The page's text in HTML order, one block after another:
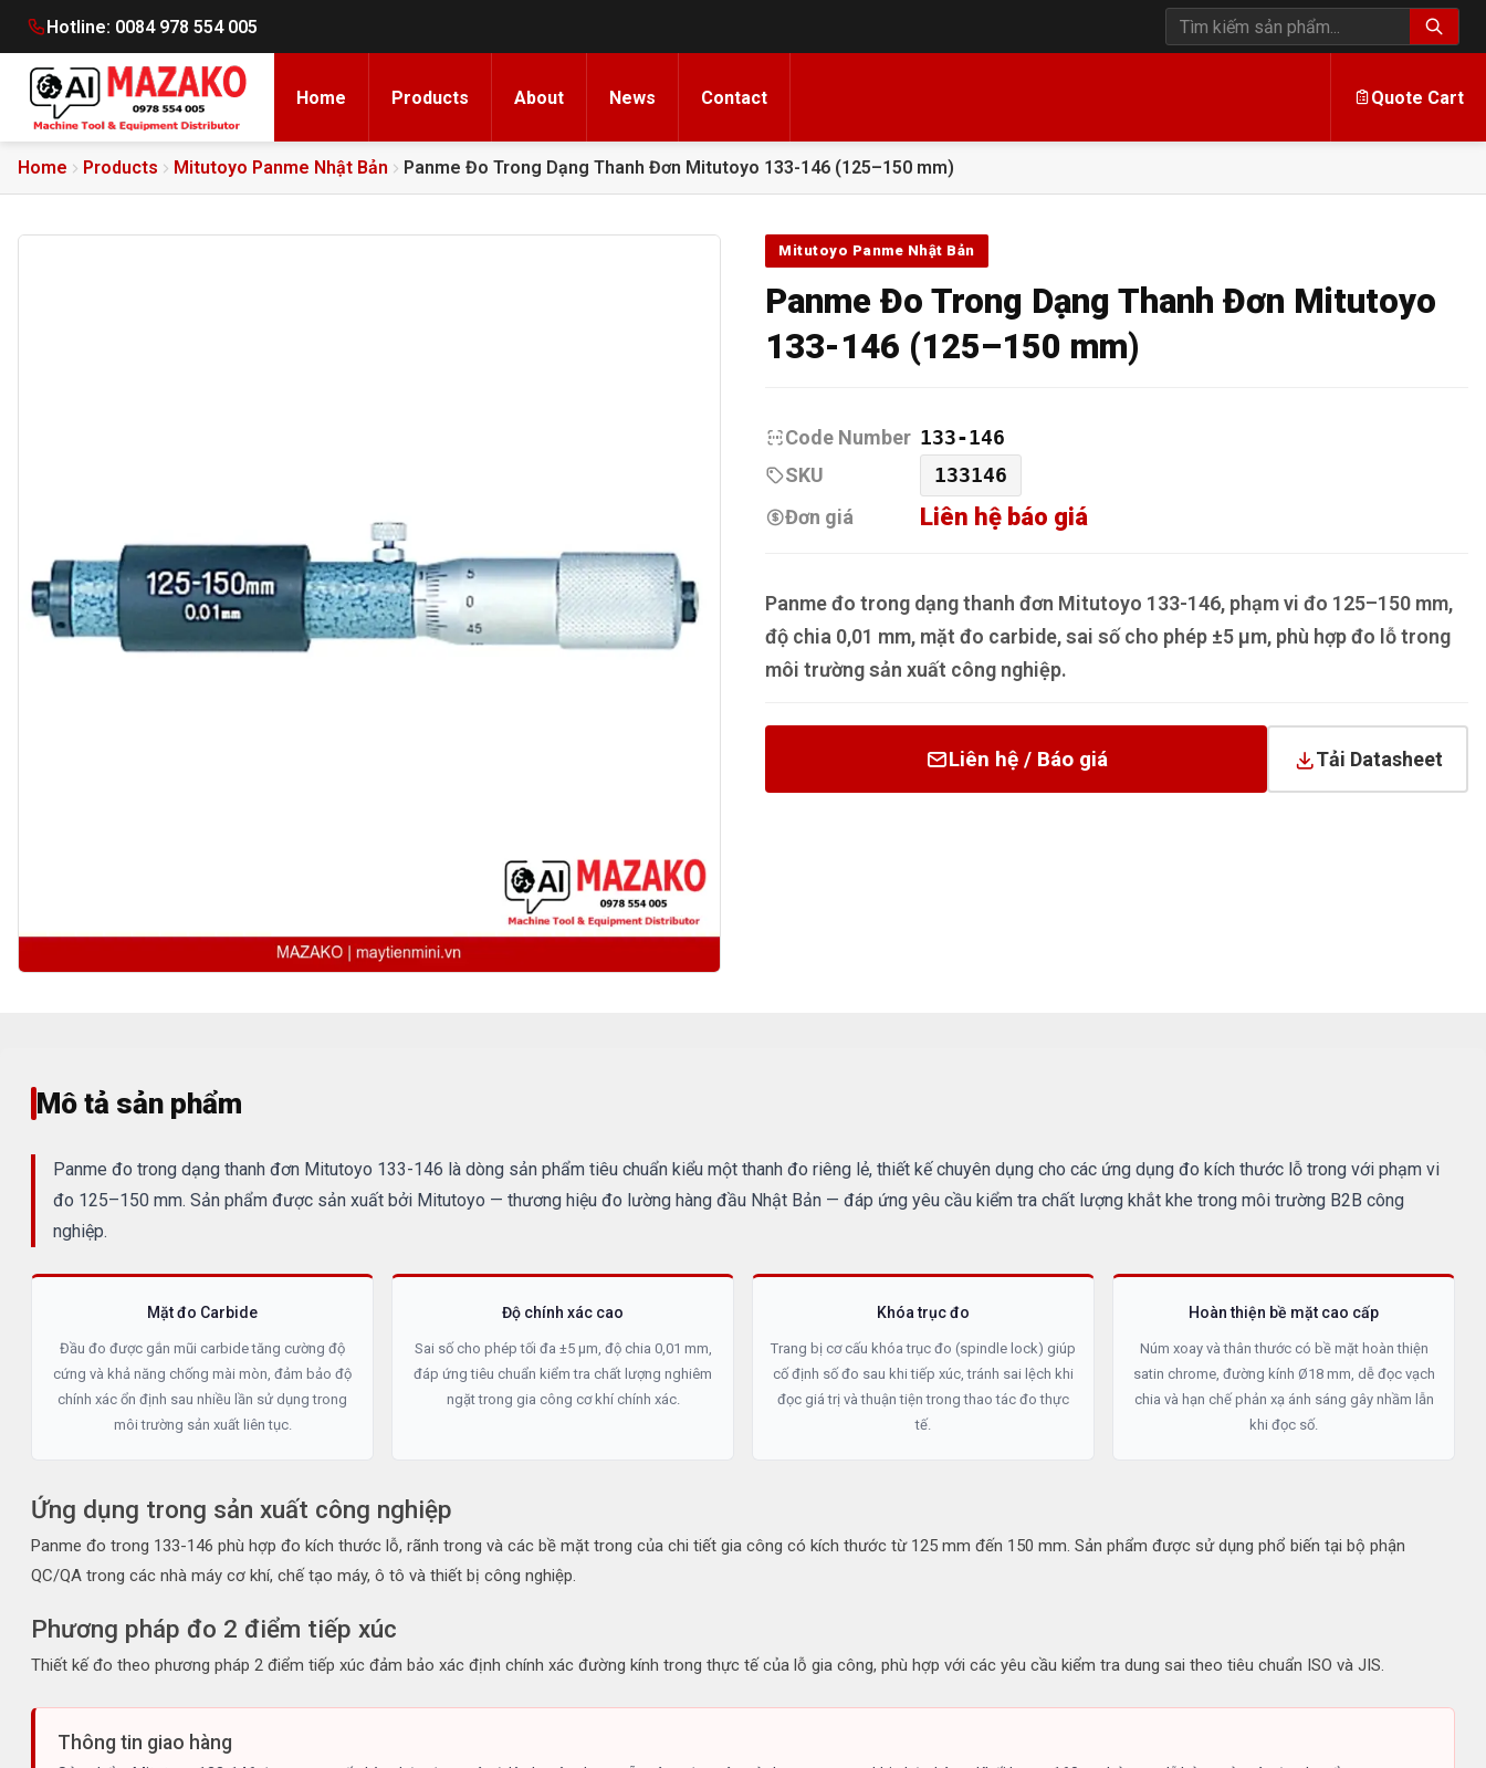
Hotline: 0084 978 554 005
Tìm kiếm sản phẩm
Home Products About News Contact Quote Cart
Home Products Mitutoyo Panme Nhật Bản Panme Đo Trong Dạng Thanh Đơn Mitutoyo 133-146 (125–150 mm)
Mitutoyo Panme Nhật Bản
Panme Đo Trong Dạng Thanh Đơn Mitutoyo
133-146 (125–150 mm)
Code Number 133-146
SKU
133146
Đơn giá
Liên hệ báo giá
Panme đo trong dạng thanh đơn Mitutoyo 133-146, phạm vi đo 125–150 mm,
độ chia 0,01 mm, mặt đo carbide, sai số cho phép ±5 µm, phù hợp đo lỗ trong
môi trường sản xuất công nghiệp.
Liên hệ / Báo giá Tải Datasheet
Mô tả sản phẩm
Panme đo trong dạng thanh đơn Mitutoyo 133-146 là dòng sản phẩm tiêu chuẩn kiểu một thanh đo riêng lẻ, thiết kế chuyên dụng cho các ứng dụng đo kích thước lỗ trong với phạm vi
đo 125–150 mm. Sản phẩm được sản xuất bởi Mitutoyo — thương hiệu đo lường hàng đầu Nhật Bản — đáp ứng yêu cầu kiểm tra chất lượng khắt khe trong môi trường B2B công
nghiệp.
Mặt đo Carbide
Đầu đo được gắn mũi carbide tăng cường độ
cứng và khả năng chống mài mòn, đảm bảo độ
chính xác ổn định sau nhiều lần sử dụng trong
môi trường sản xuất liên tục.
Độ chính xác cao
Sai số cho phép tối đa ±5 µm, độ chia 0,01 mm,
đáp ứng tiêu chuẩn kiểm tra chất lượng nghiêm
ngặt trong gia công cơ khí chính xác.
Khóa trục đo
Trang bị cơ cấu khóa trục đo (spindle lock) giúp
cố định số đo sau khi tiếp xúc, tránh sai lệch khi
đọc giá trị và thuận tiện trong thao tác đo thực
tế.
Hoàn thiện bề mặt cao cấp
Núm xoay và thân thước có bề mặt hoàn thiện
satin chrome, đường kính Ø18 mm, dễ đọc vạch
chia và hạn chế phản xạ ánh sáng gây nhầm lẫn
khi đọc số.
Ứng dụng trong sản xuất công nghiệp
Panme đo trong 133-146 phù hợp đo kích thước lỗ, rãnh trong và các bề mặt trong của chi tiết gia công có kích thước từ 125 mm đến 150 mm. Sản phẩm được sử dụng phổ biến tại bộ phận
QC/QA trong các nhà máy cơ khí, chế tạo máy, ô tô và thiết bị công nghiệp.
Phương pháp đo 2 điểm tiếp xúc
Thiết kế đo theo phương pháp 2 điểm tiếp xúc đảm bảo xác định chính xác đường kính trong thực tế của lỗ gia công, phù hợp với các yêu cầu kiểm tra dung sai theo tiêu chuẩn ISO và JIS.
Thông tin giao hàng